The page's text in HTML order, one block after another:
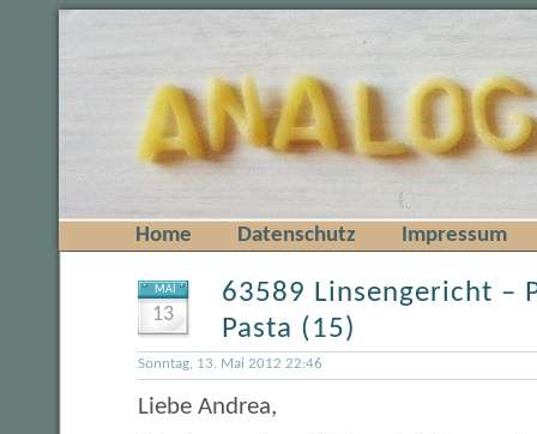
Home Datenschutz Impressum
MAI
13
63589 Linsengericht –
Pasta (15)
Sonntag, 13. Mai 2012 22:46
Liebe Andrea,